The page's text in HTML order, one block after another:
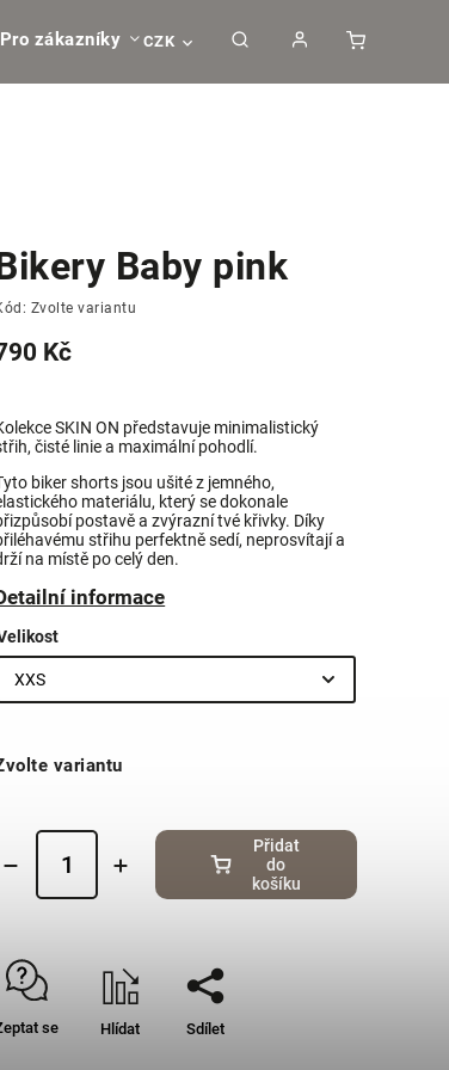
CZK
Pro zákazníky
Baby pink
Zvolte variantu
Kč
SKIN ON představuje minimalistický
čisté linie a maximální pohodlí.
biker shorts jsou ušité z jemného,
materiálu, který se dokonale
postavě a zvýrazní tvé křivky. Díky
střihu perfektně sedí, neprosvítají a
na místě po celý den.
informace
variantu
Přidat
do
košíku
se Hlídat Sdílet